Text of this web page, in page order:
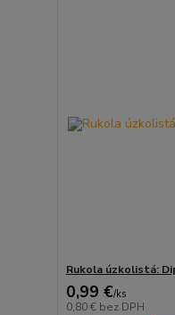
Rukola úzkolistá:
0,99 €/ks
0,80 € bez DPH